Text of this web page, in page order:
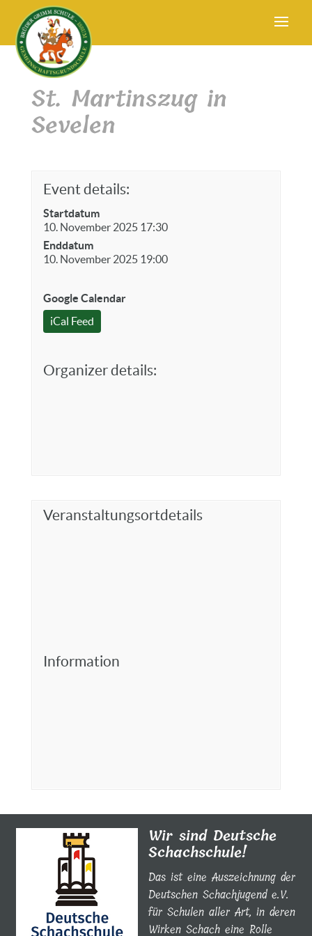
St. Martinszug in
Sevelen
Event details:
Startdatum
10. November 2025 17:30
Enddatum
10. November 2025 19:00
Google Calendar
iCal Feed
Organizer details:
Veranstaltungsortdetails
Information
Wir sind Deutsche
Schachschule!
Das ist eine Auszeichnung der
Deutschen Schachjugend e.V.
für Schulen aller Art, in deren
Wirken Schach eine Rolle